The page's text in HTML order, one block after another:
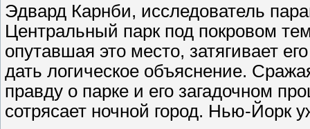
Эдвард Карнби, исследователь
Центральный парк под покровом
опутавшая это место, затягивает
дать логическое объяснение.
правду о парке и его загадочном
сотрясает ночной город. Нью-Йорк